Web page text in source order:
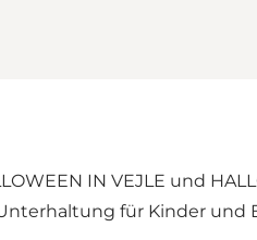
IN VEJLE und
für Kinder und